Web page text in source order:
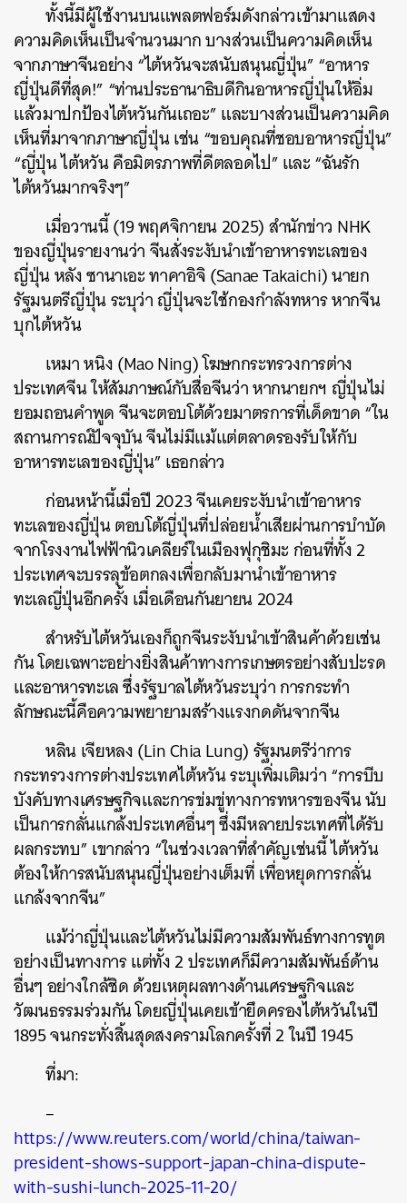
ทั้งนี้มีผู้ใช้งานบนแพลตฟอร์มดังกล่าวเข้ามาแสดง
ความคิดเห็นเป็นจำนวนมาก บางส่วนเป็นความคิดเห็น
จากภาษาจีนอย่าง “ไต้หวันจะสนับสนุนญี่ปุ่น” “อาหาร
ญี่ปุ่นดีที่สุด!” “ท่านประธานาธิบดีกินอาหารญี่ปุ่นให้อิ่ม
แล้วมาปกป้องไต้หวันกันเถอะ” และบางส่วนเป็นความคิด
เห็นที่มาจากภาษาญี่ปุ่น เช่น “ขอบคุณที่ชอบอาหารญี่ปุ่น”
“ญี่ปุ่น ไต้หวัน คือมิตรภาพที่ดีตลอดไป” และ “ฉันรัก
ไต้หวันมากจริงๆ”
เมื่อวานนี้ (19 พฤศจิกายน 2025) สำนักข่าว NHK
ของญี่ปุ่นรายงานว่า จีนสั่งระงับนำเข้าอาหารทะเลของ
ญี่ปุ่น หลัง ซานาเอะ ทาคาอิจิ (Sanae Takaichi) นายก
รัฐมนตรีญี่ปุ่น ระบุว่า ญี่ปุ่นจะใช้กองกำลังทหาร หากจีน
บุกไต้หวัน
เหมา หนิง (Mao Ning) โฆษกกระทรวงการต่าง
ประเทศจีน ให้สัมภาษณ์กับสื่อจีนว่า หากนายกฯ ญี่ปุ่นไม่
ยอมถอนคำพูด จีนจะตอบโต้ด้วยมาตรการที่เด็ดขาด “ใน
สถานการณ์ปัจจุบัน จีนไม่มีแม้แต่ตลาดรองรับให้กับ
อาหารทะเลของญี่ปุ่น” เธอกล่าว
ก่อนหน้านี้เมื่อปี 2023 จีนเคยระงับนำเข้าอาหาร
ทะเลของญี่ปุ่น ตอบโต้ญี่ปุ่นที่ปล่อยน้ำเสียผ่านการบำบัด
จากโรงงานไฟฟ้านิวเคลียร์ในเมืองฟุกุชิมะ ก่อนที่ทั้ง 2
ประเทศจะบรรลุข้อตกลงเพื่อกลับมานำเข้าอาหาร
ทะเลญี่ปุ่นอีกครั้ง เมื่อเดือนกันยายน 2024
สำหรับไต้หวันเองก็ถูกจีนระงับนำเข้าสินค้าด้วยเช่น
กัน โดยเฉพาะอย่างยิ่งสินค้าทางการเกษตรอย่างสับปะรด
และอาหารทะเล ซึ่งรัฐบาลไต้หวันระบุว่า การกระทำ
ลักษณะนี้คือความพยายามสร้างแรงกดดันจากจีน
หลิน เจียหลง (Lin Chia Lung) รัฐมนตรีว่าการ
กระทรวงการต่างประเทศไต้หวัน ระบุเพิ่มเติมว่า “การบีบ
บังคับทางเศรษฐกิจและการข่มขู่ทางการทหารของจีน นับ
เป็นการกลั่นแกล้งประเทศอื่นๆ ซึ่งมีหลายประเทศที่ได้รับ
ผลกระทบ” เขากล่าว “ในช่วงเวลาที่สำคัญเช่นนี้ ไต้หวัน
ต้องให้การสนับสนุนญี่ปุ่นอย่างเต็มที่ เพื่อหยุดการกลั่น
แกล้งจากจีน”
แม้ว่าญี่ปุ่นและไต้หวันไม่มีความสัมพันธ์ทางการทูต
อย่างเป็นทางการ แต่ทั้ง 2 ประเทศก็มีความสัมพันธ์ด้าน
อื่นๆ อย่างใกล้ชิด ด้วยเหตุผลทางด้านเศรษฐกิจและ
วัฒนธรรมร่วมกัน โดยญี่ปุ่นเคยเข้ายึดครองไต้หวันในปี
1895 จนกระทั่งสิ้นสุดสงครามโลกครั้งที่ 2 ในปี 1945
ที่มา:
–
https://www.reuters.com/world/china/taiwan-
president-shows-support-japan-china-dispute-
with-sushi-lunch-2025-11-20/
SHARE